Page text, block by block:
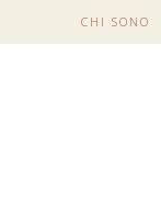
CHI SONO